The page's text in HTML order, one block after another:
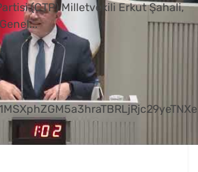
(CTP) Milletvekili Erkut Şahali,
...